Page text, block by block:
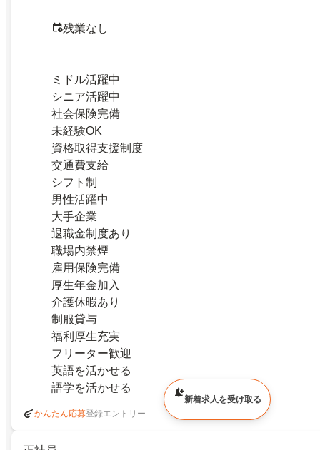
残業なし
ミドル活躍中
シニア活躍中
社会保険完備
未経験OK
資格取得支援制度
交通費支給
シフト制
男性活躍中
大手企業
退職金制度あり
職場内禁煙
雇用保険完備
厚生年金加入
介護休暇あり
制服貸与
福利厚生充実
フリーター歓迎
英語を活かせる
語学を活かせる
かんたん応募登録エントリー
新着求人を受け取る